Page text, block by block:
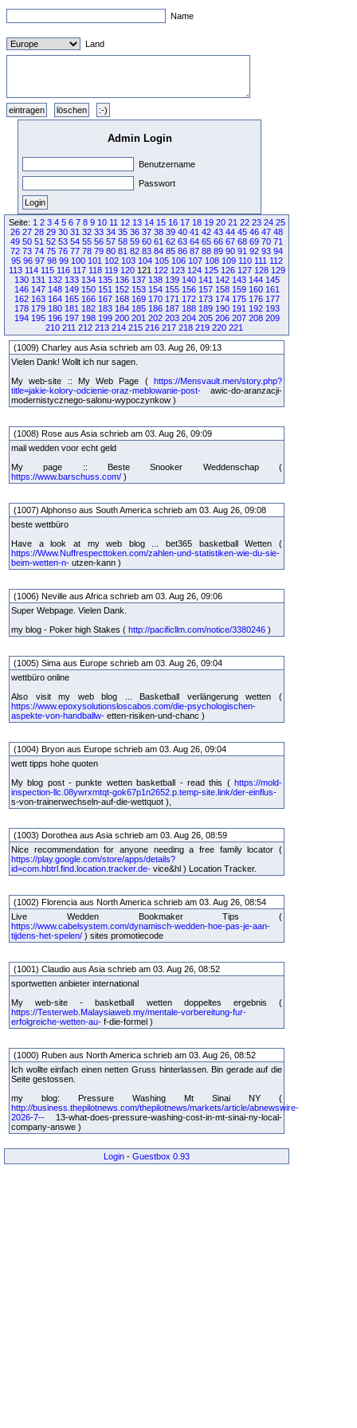
Name
Land
Admin Login
Benutzername
Passwort
Seite: 1 2 3 4 5 6 7 8 9 10 11 12 13 14 15 16 17 18 19 20 21 22 23 24 25
26 27 28 29 30 31 32 33 34 35 36 37 38 39 40 41 42 43 44 45 46 47 48
49 50 51 52 53 54 55 56 57 58 59 60 61 62 63 64 65 66 67 68 69 70 71
72 73 74 75 76 77 78 79 80 81 82 83 84 85 86 87 88 89 90 91 92 93 94
95 96 97 98 99 100 101 102 103 104 105 106 107 108 109 110 111 112
113 114 115 116 117 118 119 120121 122 123 124 125 126 127 128 129
130 131 132 133 134 135 136 137 138 139 140 141 142 143 144 145
146 147 148 149 150 151 152 153 154 155 156 157 158 159 160 161
162 163 164 165 166 167 168 169 170 171 172 173 174 175 176 177
178 179 180 181 182 183 184 185 186 187 188 189 190 191 192 193
194 195 196 197 198 199 200 201 202 203 204 205 206 207 208 209
210 211 212 213 214 215 216 217 218 219 220 221
(1009) Charley aus Asia schrieb am 03. Aug 26, 09:13
Vielen Dank! Wollt ich nur sagen.
My web-site :: My Web Page ( https://Mensvault.men/story.php?
title=jakie-kolory-odcienie-oraz-meblowanie-post- awic-do-aranzacji-
modernistycznego-salonu-wypoczynkow )
(1008) Rose aus Asia schrieb am 03. Aug 26, 09:09
mail wedden voor echt geld
My page :: Beste Snooker Weddenschap (
https://www.barschuss.com/ )
(1007) Alphonso aus South America schrieb am 03. Aug 26, 09:08
beste wettbüro
Have a look at my web blog ... bet365 basketball Wetten (
https://Www.Nuffrespecttoken.com/zahlen-und-statistiken-wie-du-sie-
beim-wetten-n- utzen-kann )
(1006) Neville aus Africa schrieb am 03. Aug 26, 09:06
Super Webpage. Vielen Dank.
my blog - Poker high Stakes ( http://pacificllm.com/notice/3380246 )
(1005) Sima aus Europe schrieb am 03. Aug 26, 09:04
wettbüro online
Also visit my web blog ... Basketball verlängerung wetten (
https://www.epoxysolutionsloscabos.com/die-psychologischen-
aspekte-von-handballw- etten-risiken-und-chanc )
(1004) Bryon aus Europe schrieb am 03. Aug 26, 09:04
wett tipps hohe quoten
My blog post - punkte wetten basketball - read this ( https://mold-
inspection-llc.08ywrxmtqt-gok67p1n2652.p.temp-site.link/der-einflus-
s-von-trainerwechseln-auf-die-wettquot ),
(1003) Dorothea aus Asia schrieb am 03. Aug 26, 08:59
Nice recommendation for anyone needing a free family locator (
https://play.google.com/store/apps/details?
id=com.hbtrl.find.location.tracker.de- vice&hl ) Location Tracker.
(1002) Florencia aus North America schrieb am 03. Aug 26, 08:54
Live Wedden Bookmaker Tips (
https://www.cabelsystem.com/dynamisch-wedden-hoe-pas-je-aan-
tijdens-het-spelen/ ) sites promotiecode
(1001) Claudio aus Asia schrieb am 03. Aug 26, 08:52
sportwetten anbieter international
My web-site - basketball wetten doppeltes ergebnis (
https://Testerweb.Malaysiaweb.my/mentale-vorbereitung-fur-
erfolgreiche-wetten-au- f-die-formel )
(1000) Ruben aus North America schrieb am 03. Aug 26, 08:52
Ich wollte einfach einen netten Gruss hinterlassen. Bin gerade auf die
Seite gestossen.
my blog: Pressure Washing Mt Sinai NY (
http://business.thepilotnews.com/thepilotnews/markets/article/abnewswire-
2026-7-- 13-what-does-pressure-washing-cost-in-mt-sinai-ny-local-
company-answe )
Login - Guestbox 0.93